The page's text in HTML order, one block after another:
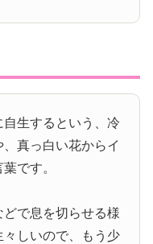
生するという、冷
真っ白い花からイ
です。
で息を切らせる様
しいので、もう少